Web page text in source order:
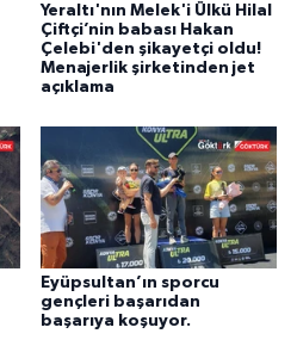
Yeraltı'nın Melek'i Ülkü Hilal
Çiftçi’nin babası Hakan
Çelebi'den şikayetçi oldu!
Menajerlik şirketinden jet
açıklama
Eyüpsultan’ın sporcu
gençleri başarıdan
başarıya koşuyor.